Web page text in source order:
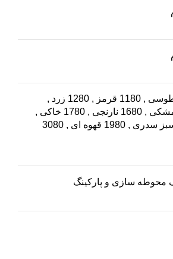
, 1180 قرمز , 1280 زرد
,
, 1680 نارنجی , 1780 خاکی
,
, 1980 قهوه ای ,
3080
محوطه سازی و پارکینگ